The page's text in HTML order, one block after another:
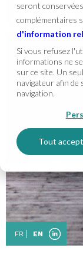
seront
complémentaires
d'information
Si vous refusez
informations ne
sur ce site. Un
navigateur afin de
navigation.
Tout
FR EN